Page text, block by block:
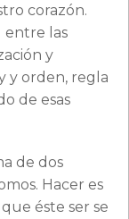
corazón.
entre las
y
y orden, regla
de esas
de dos
Hacer es
éste ser se